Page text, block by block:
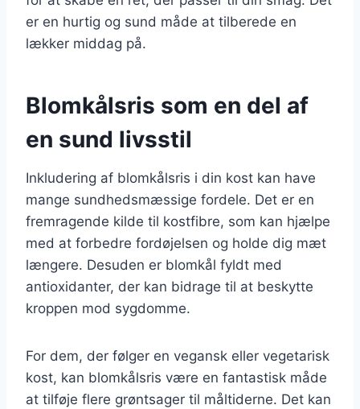
er en hurtig og sund måde at tilberede en
lækker middag på.
Blomkålsris som en del af
en sund livsstil
Inkludering af blomkålsris i din kost kan have
mange sundhedsmæssige fordele. Det er en
fremragende kilde til kostfibre, som kan hjælpe
med at forbedre fordøjelsen og holde dig mæt
længere. Desuden er blomkål fyldt med
antioxidanter, der kan bidrage til at beskytte
kroppen mod sygdomme.
For dem, der følger en vegansk eller vegetarisk
kost, kan blomkålsris være en fantastisk måde
at tilføje flere grøntsager til måltiderne. Det kan